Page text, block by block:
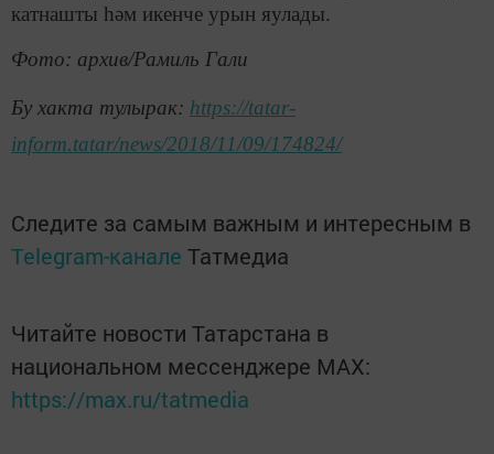
катнашты һәм икенче урын яулады.
Фото: архив/Рамиль Гали
Бу хакта тулырак: https://tatar-
inform.tatar/news/2018/11/09/174824/
Следите за самым важным и интересным в
Telegram-канале Татмедиа
Читайте новости Татарстана в
национальном мессенджере MАХ:
https://max.ru/tatmedia